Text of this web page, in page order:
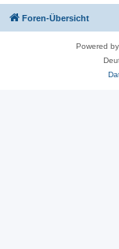
Foren-Übersicht
Powered by